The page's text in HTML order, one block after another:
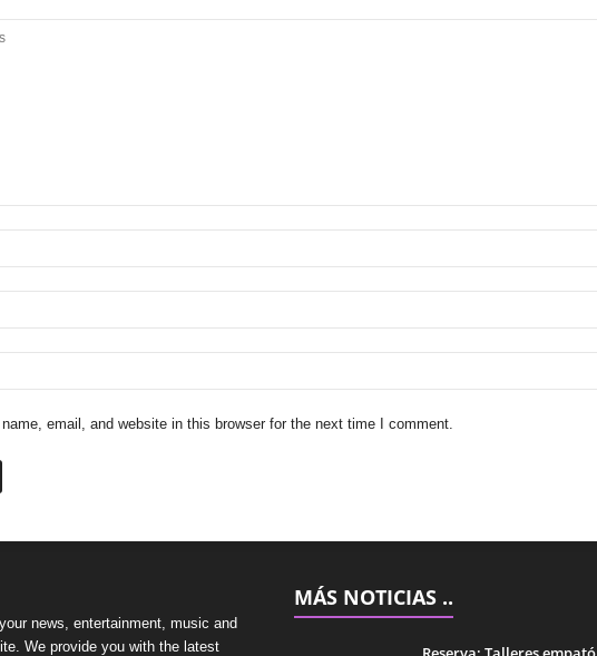
email, and website in this browser for the next time I comment.
news, entertainment, music and
We provide you with the latest
MÁS NOTICIAS ..